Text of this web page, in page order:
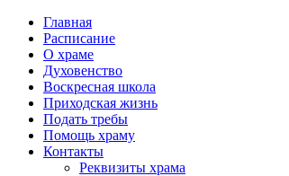
Главная
Расписание
О храме
Духовенство
Воскресная школа
Приходская жизнь
Подать требы
Помощь храму
Контакты
Реквизиты храма